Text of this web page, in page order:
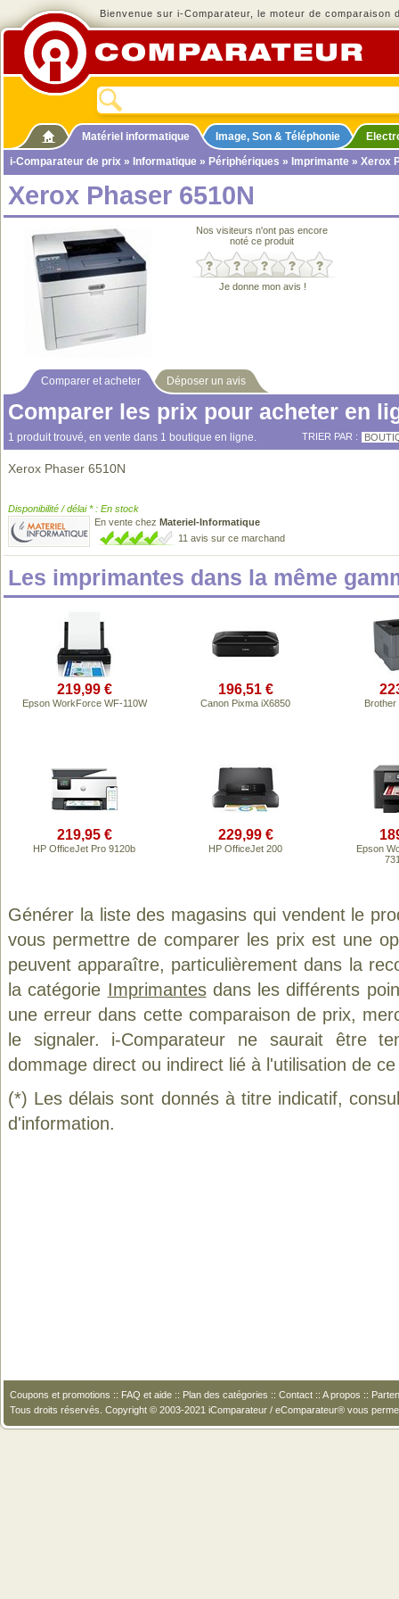
Bienvenue sur i-Comparateur, le moteur de comparaison
Matériel informatique Image, Son & Téléphonie
i-Comparateur de prix » Informatique » Périphériques » Imprimante » Xerox
Xerox Phaser 6510N
Nos visiteurs n'ont pas encore
noté ce produit
Je donne mon avis !
Comparer et acheter Déposer un avis
Comparer les prix pour acheter en
1 produit trouvé, en vente dans 1 boutique en ligne. TRIER PAR :
Xerox Phaser 6510N
Disponibilité / délai * : En stock
En vente chez Materiel-Informatique
11 avis sur ce marchand
Les imprimantes dans la même
219,99 €
Epson WorkForce WF-110W
196,51 €
Canon Pixma iX6850 Brother
219,95 €
HP OfficeJet Pro 9120b
229,99 €
HP OfficeJet 200
Epson
Générer la liste des magasins qui vendent le
vous permettre de comparer les prix est une
peuvent apparaître, particulièrement dans la
la catégorie Imprimantesdans les différents
une erreur dans cette comparaison de prix,
le signaler. i-Comparateur ne saurait être
dommage direct ou indirect lié à l'utilisation de
(*) Les délais sont donnés à titre indicatif,
d'information.
Coupons et promotions :: FAQ et aide :: Plan des catégories :: Contact :: A propos ::
Tous droits réservés. Copyright © 2003-2021 iComparateur / eComparateur® vous